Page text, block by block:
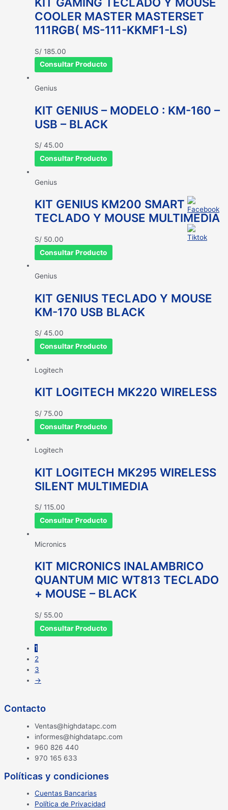
COOLER MASTER MASTERSET
111RGB( MS-111-KKMF1-LS)
S/ 185.00
Consultar Producto
Genius
KIT GENIUS – MODELO : KM-160 –
USB – BLACK
S/ 45.00
Consultar Producto
Genius
KIT GENIUS KM200 SMART
TECLADO Y MOUSE MULTIMEDIA
S/ 50.00
Consultar Producto
Genius
KIT GENIUS TECLADO Y MOUSE
KM-170 USB BLACK
S/ 45.00
Consultar Producto
Logitech
KIT LOGITECH MK220 WIRELESS
S/ 75.00
Consultar Producto
Logitech
KIT LOGITECH MK295 WIRELESS
SILENT MULTIMEDIA
S/ 115.00
Consultar Producto
Micronics
KIT MICRONICS INALAMBRICO
QUANTUM MIC WT813 TECLADO
+ MOUSE – BLACK
S/ 55.00
Consultar Producto
1
2
3
→
Contacto
Ventas@highdatapc.com
informes@highdatapc.com
960 826 440
970 165 633
Políticas y condiciones
Cuentas Bancarias
Política de Privacidad